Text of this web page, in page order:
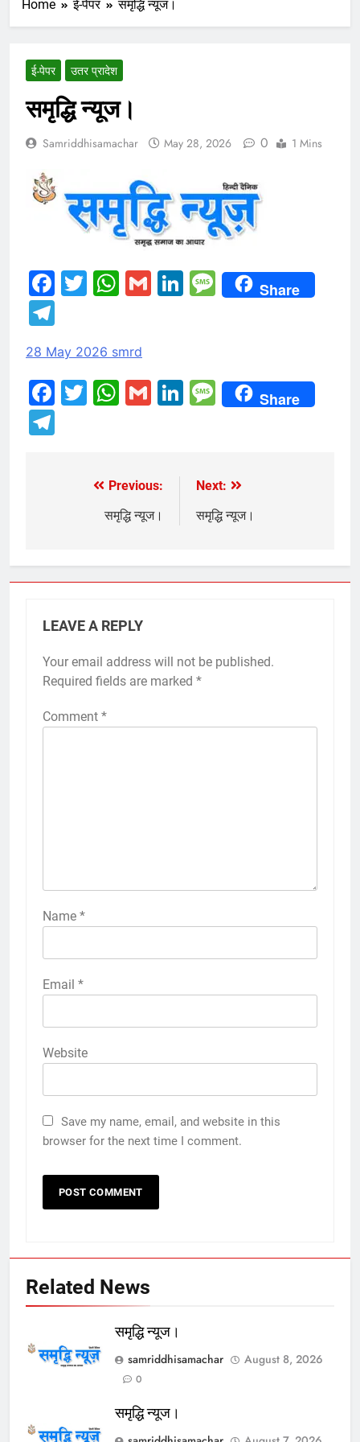
Home ई-पेपर समृद्धि न्यूज।
ई-पेपर उतर प्रादेश
समृद्धि न्यूज।
Samriddhisamachar May 28, 2026 0 1 Mins
Facebook
Twitter
WhatsApp
GmailLinkedIn
Message
Share
28 May 2026 smrd
Facebook
Twitter
WhatsApp
GmailLinkedIn
Message
Share
navigation
Previous:
समृद्धि न्यूज।
Next:
समृद्धि न्यूज।
LEAVE A REPLY
Your email address will not be published.
Required fields are marked *
Comment *
Name *
Email *
Website
Save my name, email, and website in this
browser for the next time I comment.
Related News
समृद्धि न्यूज।
samriddhisamachar
August 8, 2026
0
समृद्धि न्यूज।